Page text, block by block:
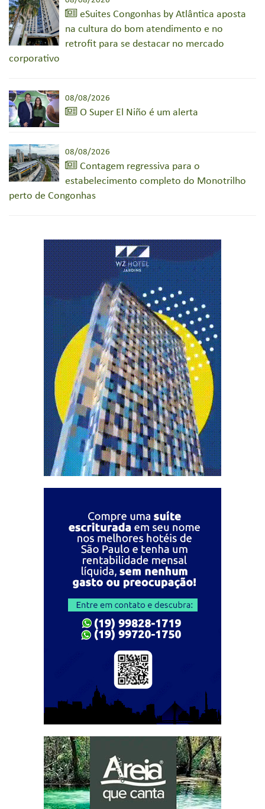
eSuites Congonhas by Atlântica aposta
na cultura do bom atendimento e no
retrofit para se destacar no mercado
corporativo
08/08/2026
O Super El Niño é um alerta
08/08/2026
Contagem regressiva para o
estabelecimento completo do Monotrilho
perto de Congonhas